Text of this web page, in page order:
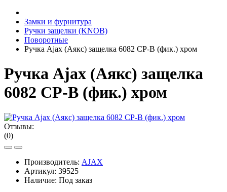
Замки и фурнитура
Ручки защелки (KNOB)
Поворотные
Ручка Ajax (Аякс) защелка 6082 CP-B (фик.) хром
Ручка Ajax (Аякс) защелка
6082 CP-B (фик.) хром
Отзывы:
(0)
Производитель: AJAX
Артикул: 39525
Наличие: Под заказ